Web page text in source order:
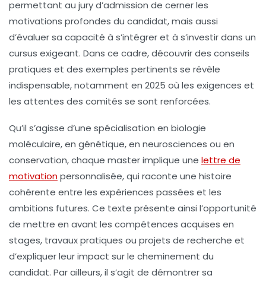
permettant au jury d’admission de cerner les
motivations profondes du candidat, mais aussi
d’évaluer sa capacité à s’intégrer et à s’investir dans un
cursus exigeant. Dans ce cadre, découvrir des conseils
pratiques et des exemples pertinents se révèle
indispensable, notamment en 2025 où les exigences et
les attentes des comités se sont renforcées.
Qu’il s’agisse d’une spécialisation en biologie
moléculaire, en génétique, en neurosciences ou en
conservation, chaque master implique une lettre de
motivationpersonnalisée, qui raconte une histoire
cohérente entre les expériences passées et les
ambitions futures. Ce texte présente ainsi l’opportunité
de mettre en avant les compétences acquises en
stages, travaux pratiques ou projets de recherche et
d’expliquer leur impact sur le cheminement du
candidat. Par ailleurs, il s’agit de démontrer sa